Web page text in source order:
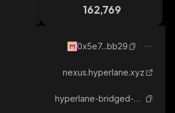
162,769
0x5e7...bb29
nexus.hyperlane.xyz
hyperlane-bridged-usdc-mantra-evm